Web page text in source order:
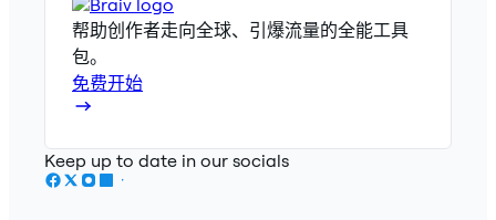
帮助创作者走向全球、引爆流量的全能工具
包。
免费开始
Keep up to date in our socials